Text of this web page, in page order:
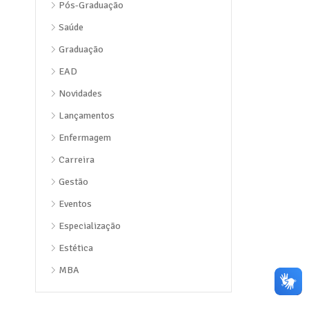
Pós-Graduação
Saúde
Graduação
EAD
Novidades
Lançamentos
Enfermagem
Carreira
Gestão
Eventos
Especialização
Estética
MBA